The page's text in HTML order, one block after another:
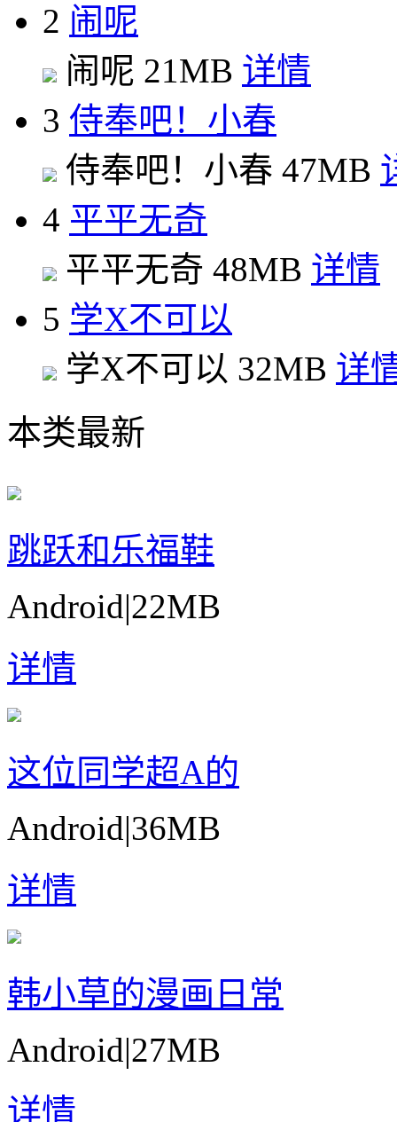
2 闹呢
闹呢 21MB 详情
3 侍奉吧！小春
侍奉吧！小春 47MB
4 平平无奇
平平无奇 48MB 详情
5 学X不可以
学X不可以 32MB 详
本类最新
跳跃和乐福鞋
Android|22MB
详情
这位同学超A的
Android|36MB
详情
韩小草的漫画日常
Android|27MB
详情